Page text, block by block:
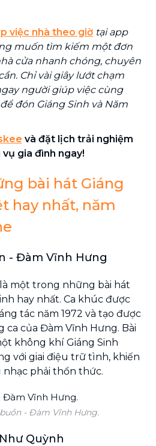
việc nhà theo giờ tại app
muốn tìm kiếm một đơn
cửa nhanh chóng, chuyên
Chỉ vài giây lướt chạm
người giúp việc cùng
đón Giáng Sinh và Năm
và đặt lịch trải nghiệm
gia đình ngay!
bài hát Giáng
hay nhất, năm
- Đàm Vĩnh Hưng
một trong những bài hát
hay nhất. Ca khúc được
tác năm 1972 và tạo được
ca của Đàm Vĩnh Hưng. Bài
không khí Giáng Sinh
với giai điệu trữ tình, khiến
phải thổn thức.
- Đàm Vĩnh Hưng.
Quỳnh